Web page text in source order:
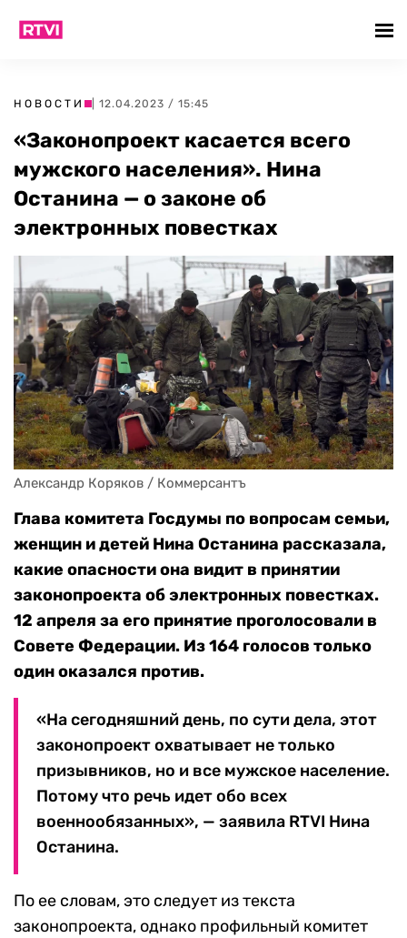
НОВОСТИ | 12.04.2023 / 15:45
«Законопроект касается всего
мужского населения». Нина
Останина — о законе об
электронных повестках
Александр Коряков / Коммерсантъ
Глава комитета Госдумы по вопросам семьи,
женщин и детей Нина Останина рассказала,
какие опасности она видит в принятии
законопроекта об электронных повестках.
12 апреля за его принятие проголосовали в
Совете Федерации. Из 164 голосов только
один оказался против.
«На сегодняшний день, по сути дела, этот
законопроект охватывает не только
призывников, но и все мужское население.
Потому что речь идет обо всех
военнообязанных», — заявила RTVI Нина
Останина.
По ее словам, это следует из текста
законопроекта, однако профильный комитет